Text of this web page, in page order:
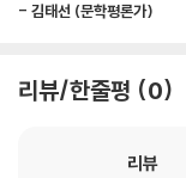
나는 목소리 수집가
내 목소리들의 주인이 되
게 “내 목소리들의 주
- 김태선 (문학평론가)
리뷰/한줄평 0
리뷰